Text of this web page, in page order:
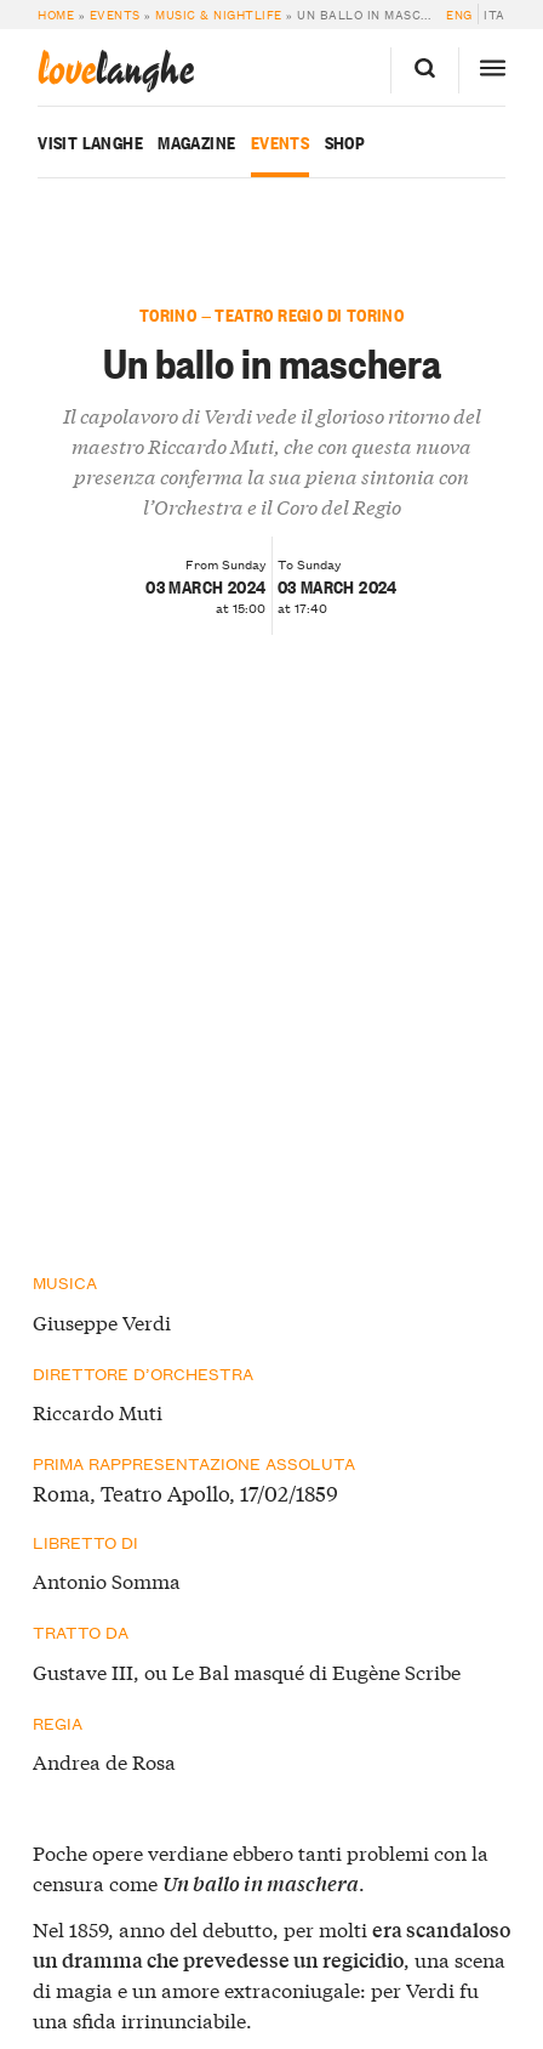
HOME » EVENTS »MUSIC & NIGHTLIFE »UN BALLO IN MASCHERA ENG ITA
lovelanghe
VISIT LANGHE MAGAZINE EVENTS SHOP
TORINO — TEATRO REGIO DI TORINO
Un ballo in maschera
Il capolavoro di Verdi vede il glorioso ritorno del
maestro Riccardo Muti, che con questa nuova
presenza conferma la sua piena sintonia con
l’Orchestra e il Coro del Regio
From Sunday
03 MARCH 2024
at 15:00
To Sunday
03 MARCH 2024
at 17:40
MUSICA
Giuseppe Verdi
DIRETTORE D’ORCHESTRA
Riccardo Muti
PRIMA RAPPRESENTAZIONE ASSOLUTA
Roma, Teatro Apollo, 17/02/1859
LIBRETTO DI
Antonio Somma
TRATTO DA
Gustave III, ou Le Bal masqué di Eugène Scribe
REGIA
Andrea de Rosa
Poche opere verdiane ebbero tanti problemi con la
censura come Un ballo in maschera.
Nel 1859, anno del debutto, per molti era scandaloso
un dramma che prevedesse un regicidio, una scena
di magia e un amore extraconiugale: per Verdi fu
una sfida irrinunciabile.